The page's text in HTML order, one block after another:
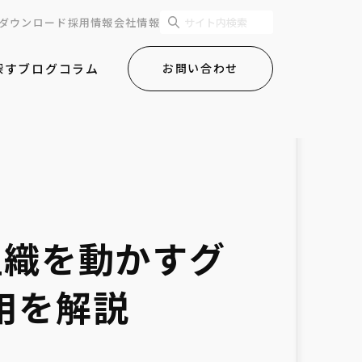
ウンロード採用情報会社情報
ブログコラム お問い合わせ
を動かすグ
を解説